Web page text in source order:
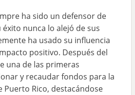
ha sido un defensor de
nunca lo alejó de sus
ha usado su influencia
positivo. Después del
una de las primeras
y recaudar fondos para la
Rico, destacándose